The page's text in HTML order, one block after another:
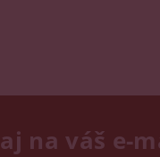
na váš e-